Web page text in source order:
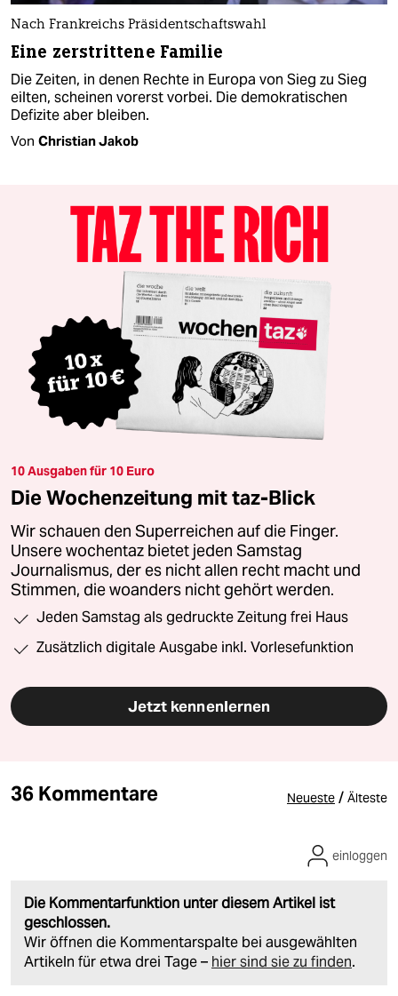
Nach Frankreichs Präsidentschaftswahl
Eine zerstrittene Familie
Die Zeiten, in denen Rechte in Europa von Sieg zu Sieg
eilten, scheinen vorerst vorbei. Die demokratischen
Defizite aber bleiben.
Von Christian Jakob
10 Ausgaben für 10 Euro
Die Wochenzeitung mit taz-Blick
Wir schauen den Superreichen auf die Finger.
Unsere wochentaz bietet jeden Samstag
Journalismus, der es nicht allen recht macht und
Stimmen, die woanders nicht gehört werden.
Jeden Samstag als gedruckte Zeitung frei Haus
Zusätzlich digitale Ausgabe inkl. Vorlesefunktion
Jetzt kennenlernen
36 Kommentare Neueste / Älteste
Die Kommentarfunktion unter diesem Artikel ist
geschlossen.
Wir öffnen die Kommentarspalte bei ausgewählten
Artikeln für etwa drei Tage – hier sind sie zu finden.
einloggen